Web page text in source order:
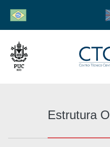
Estrutura